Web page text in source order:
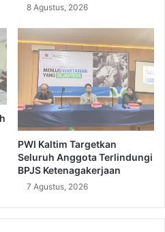
8 Agustus, 2026
PWI Kaltim Targetkan
Seluruh Anggota Terlindungi
BPJS Ketenagakerjaan
7 Agustus, 2026